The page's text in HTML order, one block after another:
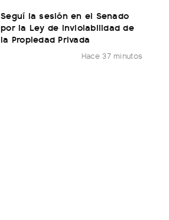
Seguí la sesión en el Senado
por la Ley de Inviolabilidad de
la Propiedad Privada
Hace 37 minutos